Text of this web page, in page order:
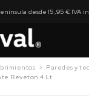
desde 15,95 € IVA
Paredes y
Reveton 4 Lt